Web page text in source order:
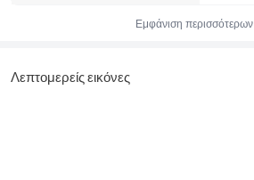
Εμφάνιση περισσότερων
Λεπτομερείς εικόνες